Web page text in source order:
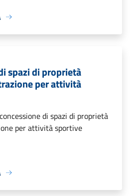
spazi di proprietà
per attività
di spazi di proprietà
per attività sportive